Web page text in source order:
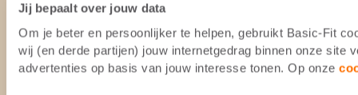
Jij bepaalt over jouw data
Om je beter en persoonlijker te helpen, gebruikt Basic-Fit
wij (en derde partijen) jouw internetgedrag binnen onze site
advertenties op basis van jouw interesse tonen. Op onze